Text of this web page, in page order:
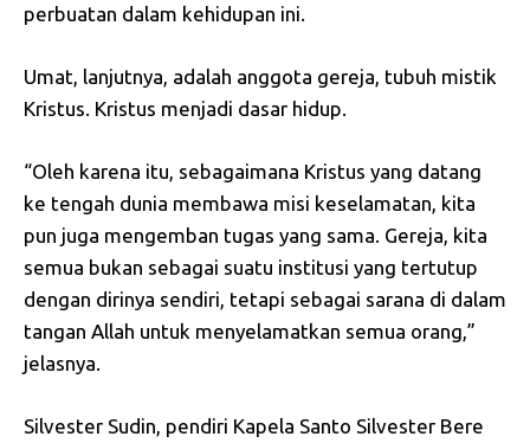
perbuatan dalam kehidupan ini.
Umat, lanjutnya, adalah anggota gereja, tubuh mistik
Kristus. Kristus menjadi dasar hidup.
“Oleh karena itu, sebagaimana Kristus yang datang
ke tengah dunia membawa misi keselamatan, kita
pun juga mengemban tugas yang sama. Gereja, kita
semua bukan sebagai suatu institusi yang tertutup
dengan dirinya sendiri, tetapi sebagai sarana di dalam
tangan Allah untuk menyelamatkan semua orang,”
jelasnya.
Silvester Sudin, pendiri Kapela Santo Silvester Bere